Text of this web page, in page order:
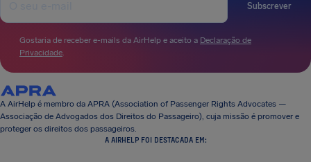
Subscrever
Gostaria de receber e-mails da AirHelp e aceito a Declaração de
Privacidade.
A AirHelp é membro da APRA (Association of Passenger Rights Advocates —
Associação de Advogados dos Direitos do Passageiro), cuja missão é promover e
proteger os direitos dos passageiros.
A AIRHELP FOI DESTACADA EM: